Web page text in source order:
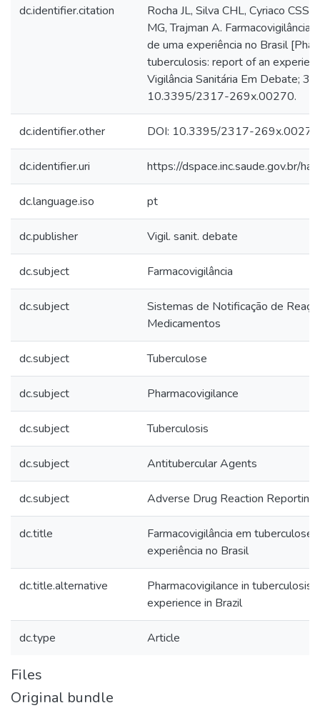
dc.identifier.citation
Rocha JL, Silva CHL, Cyriaco CSS,
MG, Trajman A. Farmacovigilância
de uma experiência no Brasil
tuberculosis: report of an
Vigilância Sanitária Em Debate;
10.3395/2317-269x.00270.
dc.identifier.other DOI: 10.3395/2317-269x.00270
dc.identifier.uri https://dspace.inc.saude.gov.br/
dc.language.iso pt
dc.publisher Vigil. sanit. debate
dc.subject Farmacovigilância
dc.subject
Sistemas de Notificação de
Medicamentos
dc.subject Tuberculose
dc.subject Pharmacovigilance
dc.subject Tuberculosis
dc.subject Antitubercular Agents
dc.subject Adverse Drug Reaction Reporting
dc.title
Farmacovigilância em
experiência no Brasil
dc.title.alternative
Pharmacovigilance in tuberculosis:
experience in Brazil
dc.type Article
Files
Original bundle